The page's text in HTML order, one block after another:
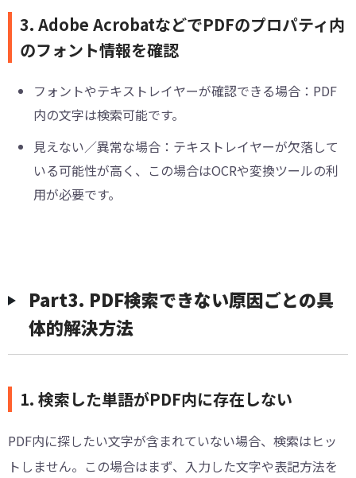
3. Adobe AcrobatなどでPDFのプロパティ内
のフォント情報を確認
フォントやテキストレイヤーが確認できる場合：PDF
内の文字は検索可能です。
見えない／異常な場合：テキストレイヤーが欠落して
いる可能性が高く、この場合はOCRや変換ツールの利
用が必要です。
Part3. PDF検索できない原因ごとの具
体的解決方法
1. 検索した単語がPDF内に存在しない
PDF内に探したい文字が含まれていない場合、検索はヒッ
トしません。この場合はまず、入力した文字や表記方法を